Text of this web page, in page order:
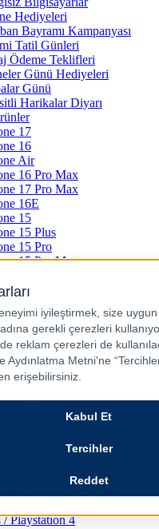
Hediyeleri
Bayramı Kampanyası
Tatil Günleri
Ödeme Teklifleri
Günü Hediyeleri
Günü
Harikalar Diyarı
17
16
Air
16 Pro Max
17 Pro Max
16E
15
15 Plus
15 Pro
15 Pro Max
14 Plus
14 Pro
14 Pro Max
13
12
11
SE
V15
V15 Detect Submarine
Galaxy S25
/ Playstation 4